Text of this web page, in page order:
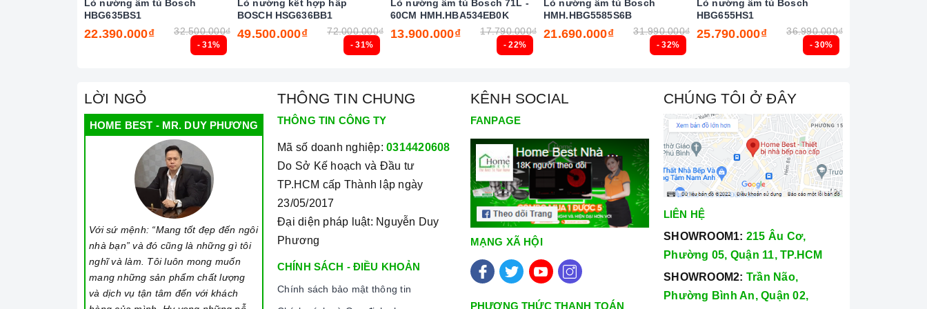
- 31%
Lò nướng âm tủ Bosch
HBG635BS1
22.390.000₫ 32.500.000₫
- 31%
Lò nướng kết hợp hấp
BOSCH HSG636BB1
49.500.000₫ 72.000.000₫
- 22%
Lò nướng âm tủ Bosch 71L -
60CM HMH.HBA534EB0K
13.900.000₫ 17.790.000₫
- 32%
Lò nướng âm tủ Bosch
HMH.HBG5585S6B
21.690.000₫ 31.990.000₫
- 30%
Lò nướng âm tủ Bosch
HBG655HS1
25.790.000₫ 36.990.000₫
LỜI NGỎ
HOME BEST - MR. DUY PHƯƠNG
Với sứ mệnh: “Mang tốt đẹp đến ngôi
nhà bạn” và đó cũng là những gì tôi
nghĩ và làm. Tôi luôn mong muốn
mang những sản phẩm chất lượng
và dịch vụ tận tâm đến với khách
THÔNG TIN CHUNG
THÔNG TIN CÔNG TY
Mã số doanh nghiệp: 0314420608
Do Sở Kế hoạch và Đầu tư
TP.HCM cấp Thành lập ngày
23/05/2017
Đại diện pháp luật: Nguyễn Duy
Phương
CHÍNH SÁCH - ĐIỀU KHOẢN
Chính sách bảo mật thông tin
KÊNH SOCIAL
FANPAGE
MẠNG XÃ HỘI
PHƯƠNG THỨC THANH TOÁN
CHÚNG TÔI Ở ĐÂY
LIÊN HỆ
SHOWROOM1: 215 Âu Cơ,
Phường 05, Quận 11, TP.HCM
SHOWROOM2: Trần Não,
Phường Bình An, Quận 02,